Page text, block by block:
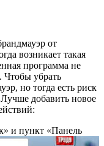
от
возникает такая
программа не
Чтобы убрать
но тогда есть риск
добавить новое
и пункт «Панель